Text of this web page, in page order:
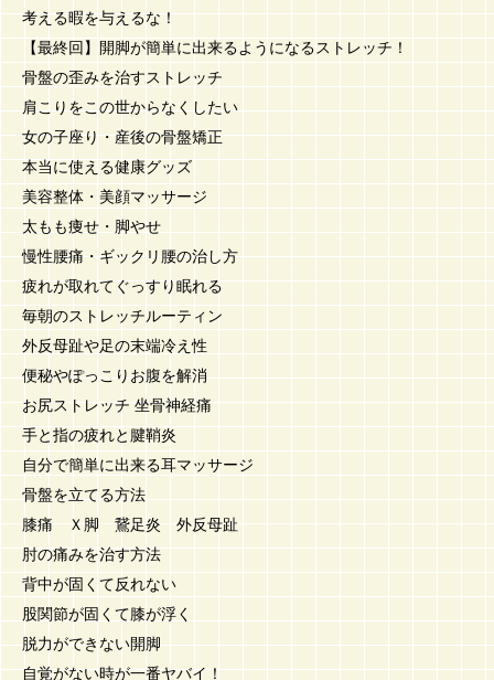
考える暇を与えるな！
【最終回】開脚が簡単に出来るようになるストレッチ！
骨盤の歪みを治すストレッチ
肩こりをこの世からなくしたい
女の子座り・産後の骨盤矯正
本当に使える健康グッズ
美容整体・美顔マッサージ
太もも痩せ・脚やせ
慢性腰痛・ギックリ腰の治し方
疲れが取れてぐっすり眠れる
毎朝のストレッチルーティン
外反母趾や足の末端冷え性
便秘やぽっこりお腹を解消
お尻ストレッチ 坐骨神経痛
手と指の疲れと腱鞘炎
自分で簡単に出来る耳マッサージ
骨盤を立てる方法
膝痛 Ｘ脚 鵞足炎 外反母趾
肘の痛みを治す方法
背中が固くて反れない
股関節が固くて膝が浮く
脱力ができない開脚
自覚がない時が一番ヤバイ！